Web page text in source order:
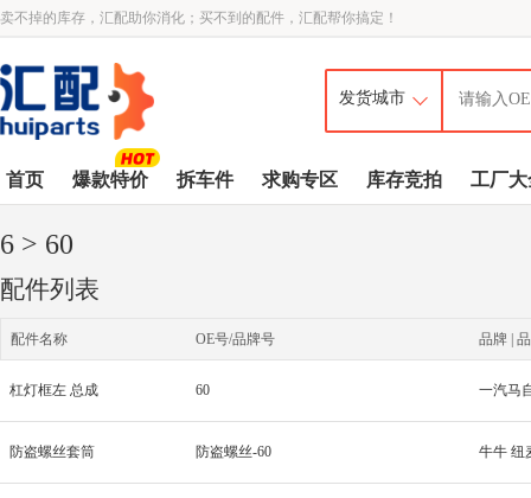
卖不掉的库存，汇配助你消化；买不到的配件，汇配帮你搞定！
首页 爆款特价 拆车件 求购专区 库存竞拍 工厂大
6 > 60
配件列表
配件名称 OE号/品牌号 品牌 |
杠灯框左 总成 60 一汽马
防盗螺丝套筒 防盗螺丝-60 牛牛 纽